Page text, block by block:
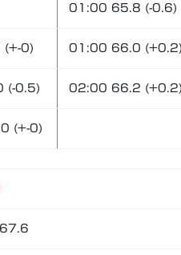
01:00 65.8 (-0.6)
0) 01:00 66.0 (+0.2)
(-0.5) 02:00 66.2 (+0.2)
(+-0)